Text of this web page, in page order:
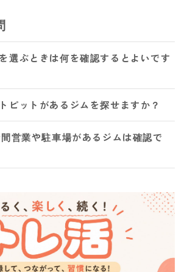
選ぶときは何を確認するとよいです
ピットがあるジムを探せますか？
営業や駐車場があるジムは確認で